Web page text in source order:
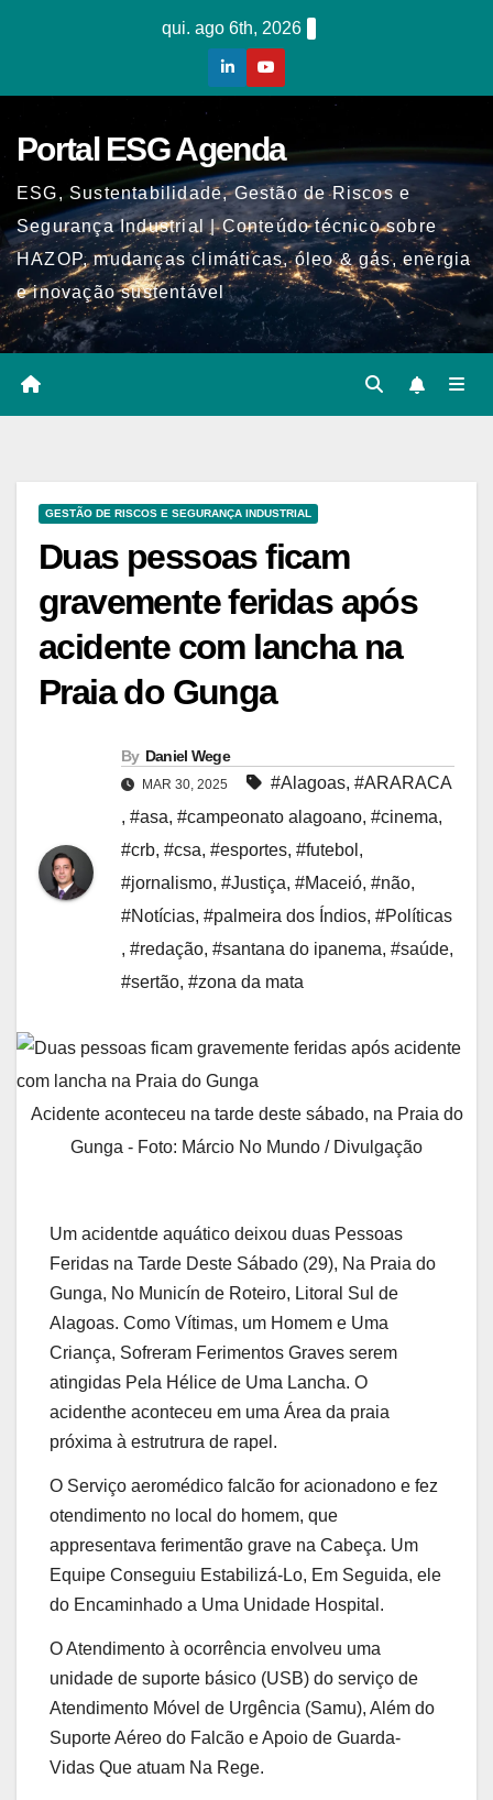
qui. ago 6th, 2026
Portal ESG Agenda
ESG, Sustentabilidade, Gestão de Riscos e
Segurança Industrial | Conteúdo técnico sobre
HAZOP, mudanças climáticas, óleo & gás, energia
e inovação sustentável
GESTÃO DE RISCOS E SEGURANÇA INDUSTRIAL
Duas pessoas ficam
gravemente feridas após
acidente com lancha na
Praia do Gunga
By Daniel Wege
MAR 30, 2025 #Alagoas, #ARARACA
, #asa, #campeonato alagoano, #cinema,
#crb, #csa, #esportes, #futebol ,
#jornalismo, #Justiça, #Maceió, #não,
#Notícias, #palmeira dos Índios, #Políticas
, #redação, #santana do ipanema, #saúde,
#sertão, #zona da mata
Acidente aconteceu na tarde deste sábado, na Praia do
Gunga - Foto: Márcio No Mundo / Divulgação
Um acidentde aquático deixou duas Pessoas
Feridas na Tarde Deste Sábado (29), Na Praia do
Gunga, No Municín de Roteiro, Litoral Sul de
Alagoas. Como Vítimas, um Homem e Uma
Criança, Sofreram Ferimentos Graves serem
atingidas Pela Hélice de Uma Lancha. O
acidenthe aconteceu em uma Área da praia
próxima à estrutrura de rapel.
O Serviço aeromédico falcão for acionadono e fez
otendimento no local do homem, que
appresentava ferimentão grave na Cabeça. Um
Equipe Conseguiu Estabilizá-Lo, Em Seguida, ele
do Encaminhado a Uma Unidade Hospital.
O Atendimento à ocorrência envolveu uma
unidade de suporte básico (USB) do serviço de
Atendimento Móvel de Urgência (Samu), Além do
Suporte Aéreo do Falcão e Apoio de Guarda-
Vidas Que atuam Na Rege.